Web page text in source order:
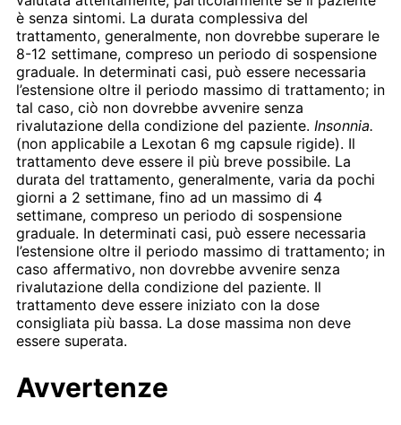
è senza sintomi. La durata complessiva del
trattamento, generalmente, non dovrebbe superare le
8-12 settimane, compreso un periodo di sospensione
graduale. In determinati casi, può essere necessaria
l’estensione oltre il periodo massimo di trattamento; in
tal caso, ciò non dovrebbe avvenire senza
rivalutazione della condizione del paziente. Insonnia.
(non applicabile a Lexotan 6 mg capsule rigide). Il
trattamento deve essere il più breve possibile. La
durata del trattamento, generalmente, varia da pochi
giorni a 2 settimane, fino ad un massimo di 4
settimane, compreso un periodo di sospensione
graduale. In determinati casi, può essere necessaria
l’estensione oltre il periodo massimo di trattamento; in
caso affermativo, non dovrebbe avvenire senza
rivalutazione della condizione del paziente. Il
trattamento deve essere iniziato con la dose
consigliata più bassa. La dose massima non deve
essere superata.
Avvertenze